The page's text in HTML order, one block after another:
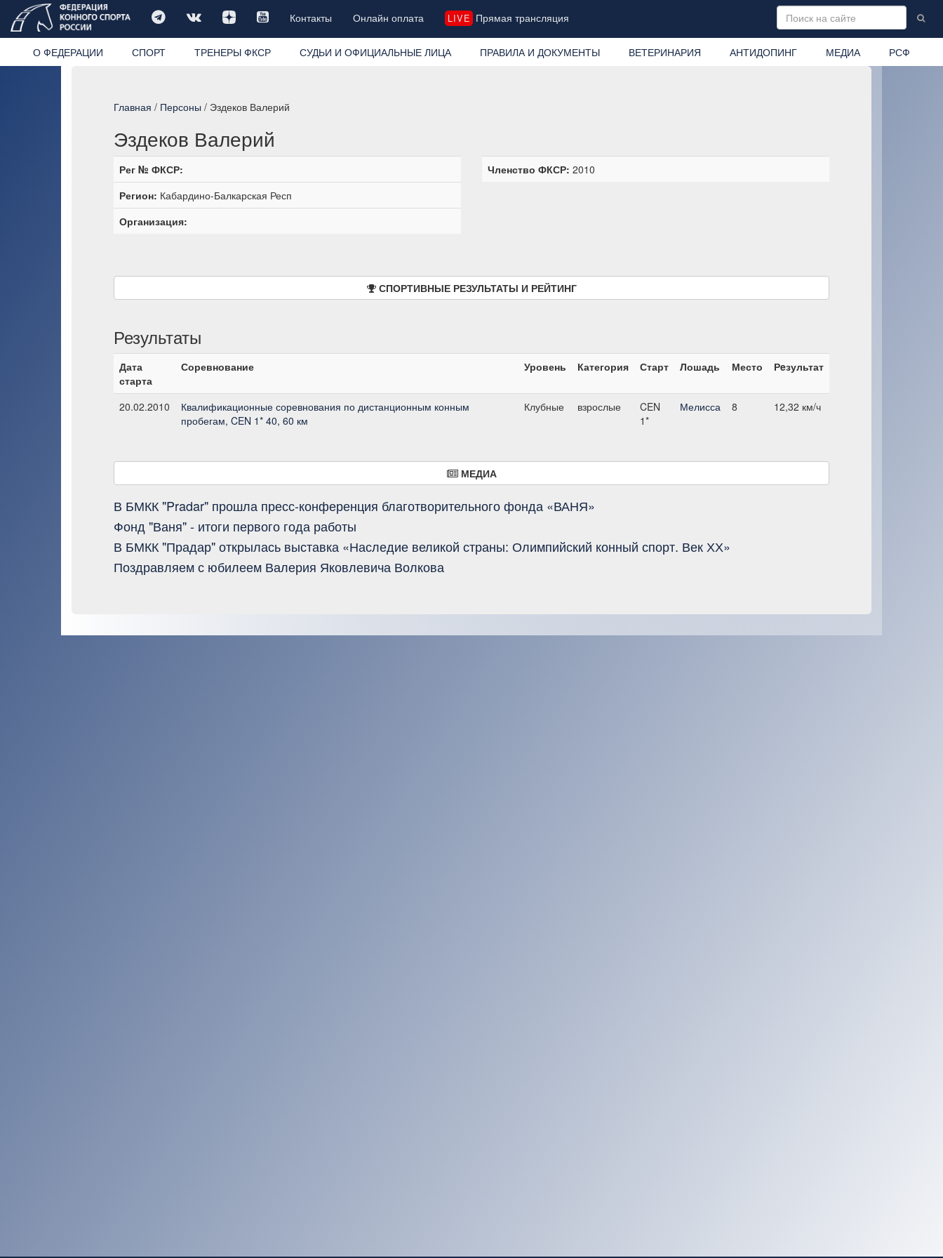
Контакты Онлайн оплата LIVE Прямая трансляция
О ФЕДЕРАЦИИ СПОРТ ТРЕНЕРЫ ФКСР СУДЬИ И ОФИЦИАЛЬНЫЕ ЛИЦА ПРАВИЛА И ДОКУМЕНТЫ ВЕТЕРИНАРИЯ АНТИДОПИНГ МЕДИА РСФ
Главная / Персоны / Эздеков Валерий
Эздеков Валерий
Рег № ФКСР:
Регион: Кабардино-Балкарская Респ
Организация:
Членство ФКСР: 2010
СПОРТИВНЫЕ РЕЗУЛЬТАТЫ И РЕЙТИНГ
Результаты
Дата
старта
Соревнование Уровень Категория Старт Лошадь Место Рeзультат
20.02.2010
Квалификационные соревнования по дистанционным конным
пробегам, CEN 1* 40, 60 км
Клубные взрослые
CEN
1*
Мелисса 8 12,32 км/ч
МЕДИА
В БМКК "Pradar" прошла пресс-конференция благотворительного фонда «ВАНЯ»
Фонд "Ваня" - итоги первого года работы
В БМКК "Прадар" открылась выставка «Наследие великой страны: Олимпийский конный спорт. Век ХХ»
Поздравляем с юбилеем Валерия Яковлевича Волкова